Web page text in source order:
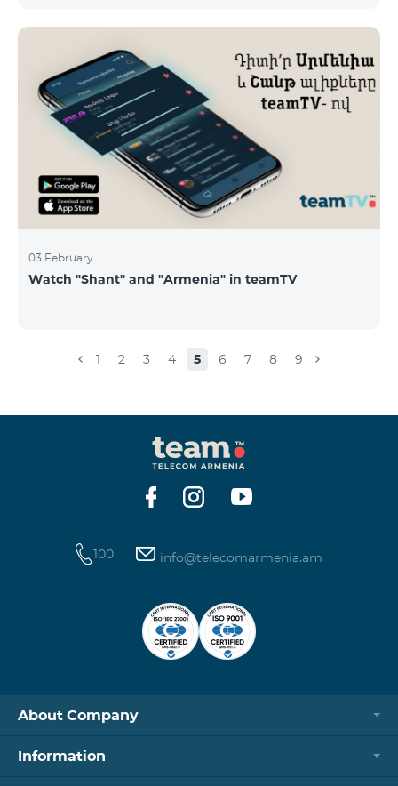
SMS – 250 AMD Internet – 7000 AMD/MB Country list:
Bermuda, Burkina Faso, Cape Verde, Cuba, Equatorial
Guinea, Ethiopia, Gambia, Guinea, Madagascar, Malawi,
Maldives, Mongolia, Namibia, Niger,
03 February
Watch "Shant" and "Armenia" in teamTV
1 2 3 4 5 6 7 8 9
100 info@telecomarmenia.am
About Company
Information